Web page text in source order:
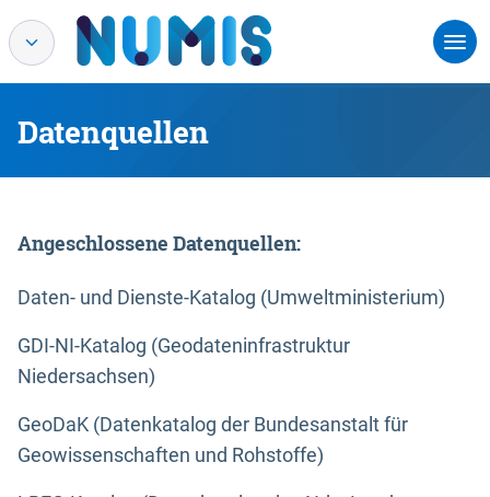
Datenquellen
Angeschlossene Datenquellen:
Daten- und Dienste-Katalog (Umweltministerium)
GDI-NI-Katalog (Geodateninfrastruktur
Niedersachsen)
GeoDaK (Datenkatalog der Bundesanstalt für
Geowissenschaften und Rohstoffe)